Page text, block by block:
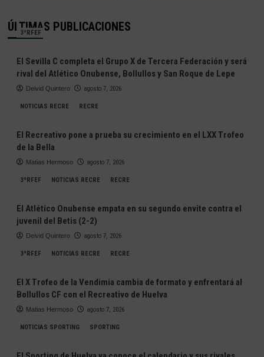
ÚLTIMAS PUBLICACIONES
3ªRFEF
El Sevilla C completa el Grupo X de Tercera Federación y será
rival del Atlético Onubense, Bollullos y San Roque de Lepe
Deivid Quintero agosto 7, 2026
NOTICIAS RECRE RECRE
El Recreativo pone a prueba su crecimiento en el LXX Trofeo
de la Bella
Matias Hermoso agosto 7, 2026
3ªRFEF NOTICIAS RECRE RECRE
El Atlético Onubense empata en su segundo envite contra el
juvenil del Betis (2-2)
Deivid Quintero agosto 7, 2026
3ªRFEF NOTICIAS RECRE RECRE
El X Trofeo de la Vendimia cambia de formato y enfrentará al
Bollullos CF con el Recreativo de Huelva
Matias Hermoso agosto 7, 2026
NOTICIAS SPORTING SPORTING